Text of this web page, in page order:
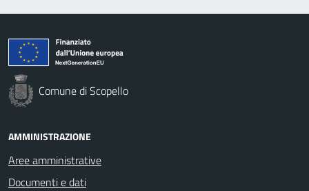
Comune di Scopello
AMMINISTRAZIONE
Aree amministrative
Documenti e dati